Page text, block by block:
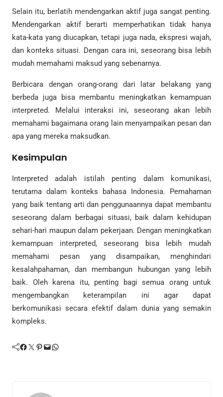
Selain itu, berlatih mendengarkan aktif juga sangat penting.
Mendengarkan aktif berarti memperhatikan tidak hanya
kata-kata yang diucapkan, tetapi juga nada, ekspresi wajah,
dan konteks situasi. Dengan cara ini, seseorang bisa lebih
mudah memahami maksud yang sebenarnya.
Berbicara dengan orang-orang dari latar belakang yang
berbeda juga bisa membantu meningkatkan kemampuan
interpreted. Melalui interaksi ini, seseorang akan lebih
memahami bagaimana orang lain menyampaikan pesan dan
apa yang mereka maksudkan.
Kesimpulan
Interpreted adalah istilah penting dalam komunikasi,
terutama dalam konteks bahasa Indonesia. Pemahaman
yang baik tentang arti dan penggunaannya dapat membantu
seseorang dalam berbagai situasi, baik dalam kehidupan
sehari-hari maupun dalam pekerjaan. Dengan meningkatkan
kemampuan interpreted, seseorang bisa lebih mudah
memahami pesan yang disampaikan, menghindari
kesalahpahaman, dan membangun hubungan yang lebih
baik. Oleh karena itu, penting bagi semua orang untuk
mengembangkan keterampilan ini agar dapat
berkomunikasi secara efektif dalam dunia yang semakin
kompleks.
Facebook Twitter Pinterest Mail WhatsApp